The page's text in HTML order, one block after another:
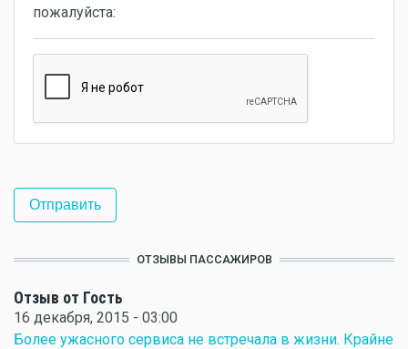
пожалуйста:
ОТЗЫВЫ ПАССАЖИРОВ
Отзыв от Гость
16 декабря, 2015 - 03:00
Более ужасного сервиса не встречала в жизни. Крайне